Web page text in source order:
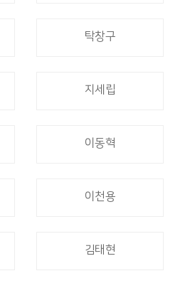
탁창구
지세립
이동혁
이천용
김태현